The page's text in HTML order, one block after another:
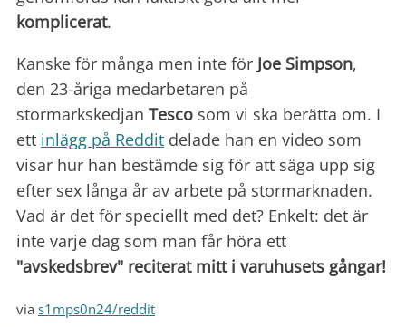
komplicerat.
Kanske för många men inte för Joe Simpson,
den 23-åriga medarbetaren på
stormarkskedjan Tesco som vi ska berätta om. I
ett inlägg på Reddit delade han en video som
visar hur han bestämde sig för att säga upp sig
efter sex långa år av arbete på stormarknaden.
Vad är det för speciellt med det? Enkelt: det är
inte varje dag som man får höra ett
"avskedsbrev" reciterat mitt i varuhusets gångar!
via s1mps0n24/reddit